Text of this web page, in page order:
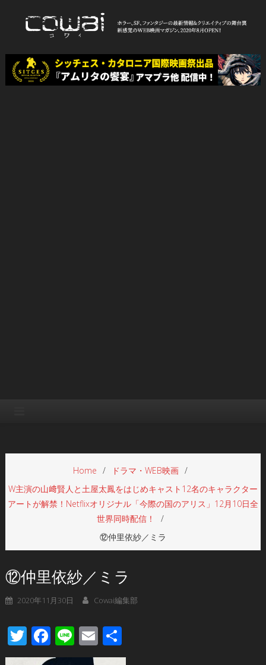
WEB映画マガジン「cowai コ
ワイ」
Home
ドラマ・WEB映画
W主演の山﨑賢人と土屋太鳳をはじめキャスト12名のキャラクター
アートが解禁！Netflixオリジナル「今際の国のアリス」12月10日全
世界同時配信！
⑫仲里依紗／ミラ
⑫仲里依紗／ミラ
2020年11月30日 Cowai編集部
Twitter
Facebook
LineEmail
有